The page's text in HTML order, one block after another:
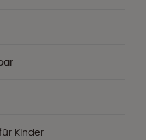
Kinder